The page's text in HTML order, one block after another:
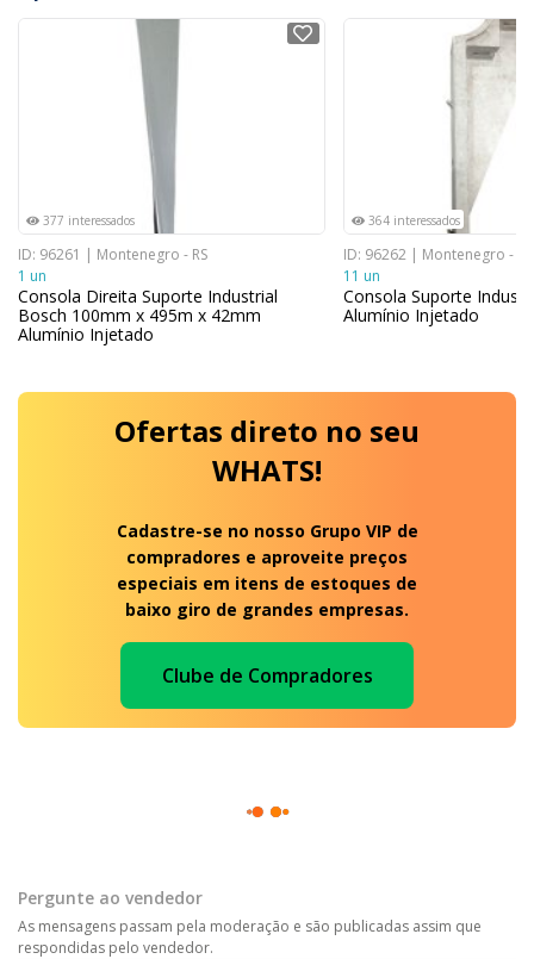
377 interessados
ID: 96261 | Montenegro - RS
1 un
Consola Direita Suporte Industrial
Bosch 100mm x 495m x 42mm
Alumínio Injetado
364 interessados
ID: 96262 | Montenegro - RS
11 un
Consola Suporte
Alumínio Injetado
Ofertas direto no seu
WHATS!
Cadastre-se no nosso Grupo VIP de
compradores e aproveite preços
especiais em itens de estoques de
baixo giro de grandes empresas.
Clube de Compradores
Pergunte ao vendedor
As mensagens passam pela moderação e são publicadas assim que
respondidas pelo vendedor.